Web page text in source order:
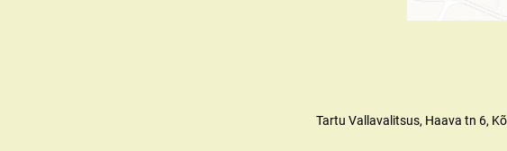
Tartu Vallavalitsus, Haava tn 6,